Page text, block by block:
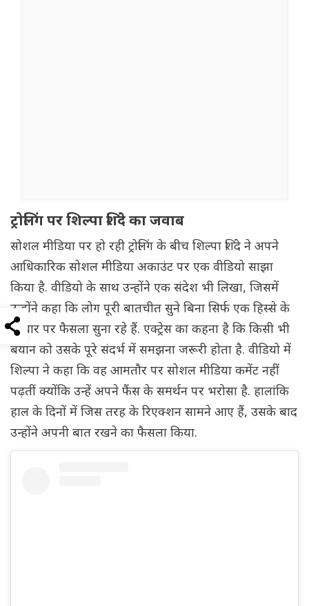
ट्रोलिंग पर शिल्पा शिंदे का जवाब
सोशल मीडिया पर हो रही ट्रोलिंग के बीच शिल्पा शिंदे ने अपने
आधिकारिक सोशल मीडिया अकाउंट पर एक वीडियो साझा
किया है. वीडियो के साथ उन्होंने एक संदेश भी लिखा, जिसमें
उन्होंने कहा कि लोग पूरी बातचीत सुने बिना सिर्फ एक हिस्से के
आधार पर फैसला सुना रहे हैं. एक्ट्रेस का कहना है कि किसी भी
बयान को उसके पूरे संदर्भ में समझना जरूरी होता है. वीडियो में
शिल्पा ने कहा कि वह आमतौर पर सोशल मीडिया कमेंट नहीं
पढ़तीं क्योंकि उन्हें अपने फैंस के समर्थन पर भरोसा है. हालांकि
हाल के दिनों में जिस तरह के रिएक्शन सामने आए हैं, उसके बाद
उन्होंने अपनी बात रखने का फैसला किया.